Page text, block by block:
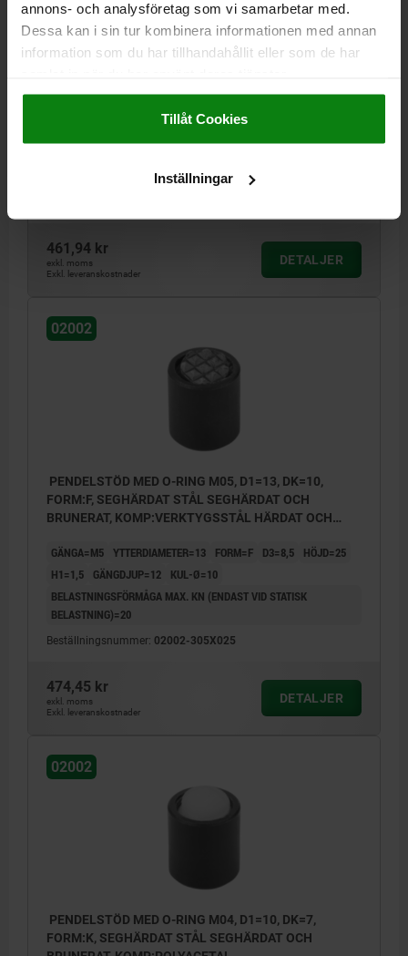
annons- och analysföretag som vi samarbetar med.
Dessa kan i sin tur kombinera informationen med annan
information som du har tillhandahållit eller som de har
Impressum|Dataskydd|AGB
Tillåt Cookies
Inställningar
PENDELSTÖD MED O-RING M05, D1=13, DK=10,
FORM:F, SEGHÄRDAT STÅL SEGHÄRDAT OCH
BRUNERAT
YTTERDIAMETER=13 FORM=F
461,94 kr
exkl. moms
Exkl. leveranskostnader
DETALJER
02002
PENDELSTÖD MED O-RING M05, D1=13, DK=10,
FORM:F, SEGHÄRDAT STÅL SEGHÄRDAT OCH
BRUNERAT, KOMP:VERKTYGSSTÅL HÄRDAT OCH
GÄNGA=M5 YTTERDIAMETER=13 FORM=F D3=8,5
HÖJD=25
H1=1,5
GÄNGDJUP=12
KUL-Ø=10
BELASTNINGSFÖRMÅGA MAX. KN (ENDAST VID STATISK
BELASTNING)=20
Beställningsnummer: 02002-305X025
474,45 kr
exkl. moms
Exkl. leveranskostnader
DETALJER
02002
PENDELSTÖD MED O-RING M04, D1=10, DK=7,
FORM:K, SEGHÄRDAT STÅL SEGHÄRDAT OCH